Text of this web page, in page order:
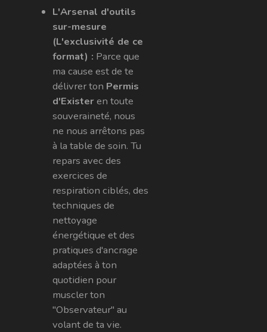
L'Arsenal d'outils
sur-mesure
(L'exclusivité de ce
format) : Parce que
ma cause est de te
délivrer ton Permis
d'Existeren toute
souveraineté, nous
ne nous arrêtons pas
à la table de soin. Tu
repars avec des
exercices de
respiration ciblés, des
techniques de
nettoyage
énergétique et des
pratiques d'ancrage
adaptées à ton
quotidien pour
muscler ton
"Observateur" au
volant de ta vie.